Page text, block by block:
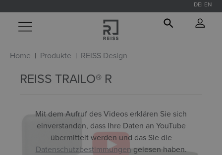
springen
DE EN
Home Produkte REISS Design
REISS TRAILO® R
Mit dem Aufruf des Videos erklären Sie sich
einverstanden, dass Ihre Daten an YouTube
übermittelt werden und das Sie die
Datenschutzbestimmungen gelesen haben.